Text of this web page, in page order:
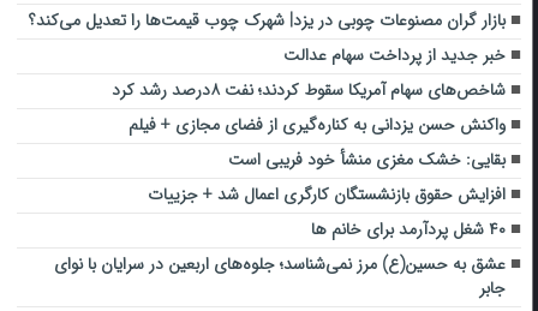
بازار گران مصنوعات چوبی در یزد| شهرک چوب قیمت‌ها را تعدیل می‌کند؟
خبر جدید از پرداخت سهام عدالت
شاخص‌های سهام آمریکا سقوط کردند؛ نفت ۸درصد رشد کرد
واکنش حسن یزدانی به کناره‌گیری از فضای مجازی + فیلم
بقایی: خشک مغزی منشأ خود فریبی است
افزایش حقوق بازنشستگان کارگری اعمال شد + جزییات
۴۰ شغل پردآرمد برای خانم ها
عشق به حسین(ع) مرز نمی‌شناسد؛ جلوه‌های اربعین در سرایان با نوای
جابر